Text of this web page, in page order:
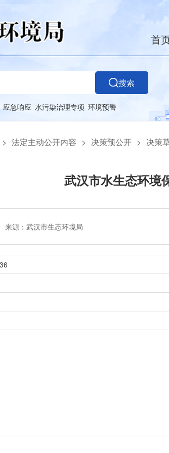
首
搜索
应急响应 水污染治理专项 环境预警
> 法定主动公开内容 > 决策预公开 > 决策
武汉市水生态环境
来源：武汉市生态环境局